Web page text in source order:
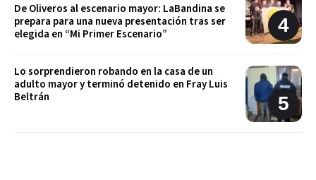
De Oliveros al escenario mayor: LaBandina se
prepara para una nueva presentación tras ser
elegida en “Mi Primer Escenario”
Lo sorprendieron robando en la casa de un
adulto mayor y terminó detenido en Fray Luis
Beltrán